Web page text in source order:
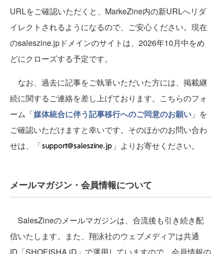
URLをご確認いただくと、MarkeZine内の新URLへリダ
イレクトされるようになるので、ご安心ください。現在
のsaleszine.jpドメインのサイトは、2026年10月中をめ
どにクローズする予定です。
なお、過去に記事をご執筆いただいた方には、掲載継
続に関するご連絡を差し上げております。こちらのフォ
ーム「媒体統合に伴う記事移行へのご同意のお願い 」を
ご確認いただけますと幸いです。そのほかのお問い合わ
せは、「
」よりお寄せください。
メールマガジン・会員情報について
SalesZineのメールマガジンは、合流後も引き続き配
信いたします。また、翔泳社のウェブメディアは共通
ID「SHOEISHA iD」で運用していますので、会員情報の